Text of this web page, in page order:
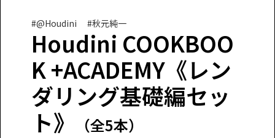
#@Houdini #秋元純一
Houdini COOKBOO
K +ACADEMY《レン
ダリング基礎編セッ
ト》
（全5本）